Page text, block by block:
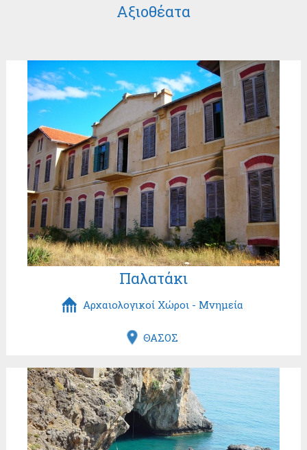
Αξιοθέατα
Παλατάκι
Αρχαιολογικοί Χώροι - Μνημεία
ΘΑΣΟΣ